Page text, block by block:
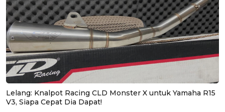
Lelang: Knalpot Racing CLD Monster X untuk Yamaha R15
V3, Siapa Cepat Dia Dapat!